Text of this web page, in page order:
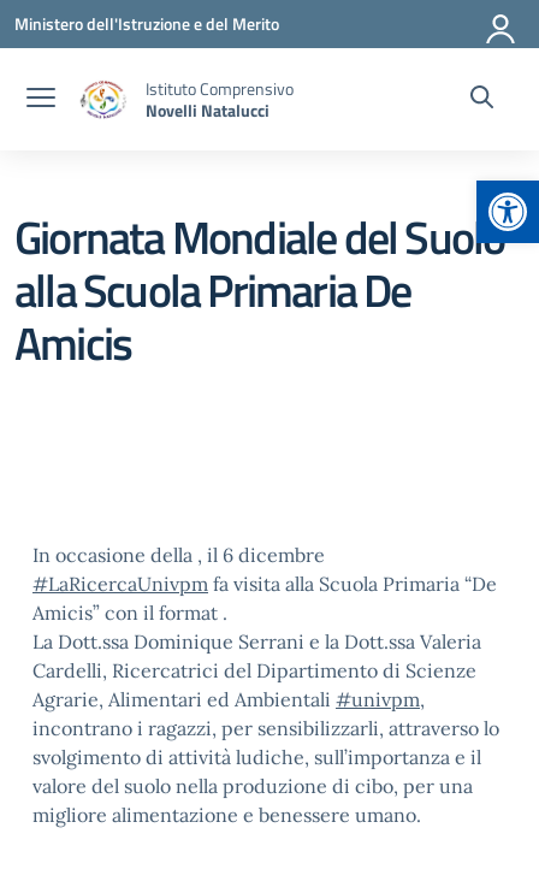
Vai ai contenuti
Vai al menu di navigazione
Vai al footer
Ministero dell'Istruzione e del Merito
Istituto Comprensivo
Novelli Natalucci
Giornata Mondiale del Suolo
alla Scuola Primaria De
Amicis
In occasione della , il 6 dicembre
#LaRicercaUnivpm fa visita alla Scuola Primaria “De
Amicis” con il format .
La Dott.ssa Dominique Serrani e la Dott.ssa Valeria
Cardelli, Ricercatrici del Dipartimento di Scienze
Agrarie, Alimentari ed Ambientali #univpm,
incontrano i ragazzi, per sensibilizzarli, attraverso lo
svolgimento di attività ludiche, sull’importanza e il
valore del suolo nella produzione di cibo, per una
migliore alimentazione e benessere umano.